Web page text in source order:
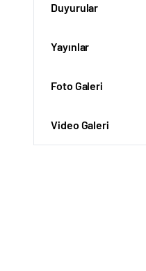
Duyurular
Yayınlar
Foto Galeri
Video Galeri